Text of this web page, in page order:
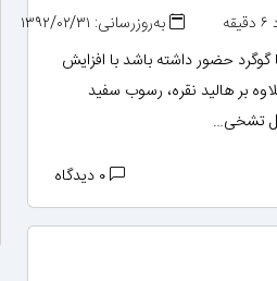
به‌روزرسانی: ۱۳۹۲/۰۲/۳۱
گوگرد حضور داشته باشد با افزایش
بر هالید نقره، رسوب سفید